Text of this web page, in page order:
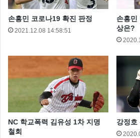
이번 한일전 축구에는 에이스 손
점왕을 노리는 황의조, 그리고 베트
넣은 이승우등이 출전 할 것으로
무엇보다 이번 경기가 손흥민 선
가 결정되는 경기인 만큼 국내는
집중적인 관심을 받고 있습니다.
손흥민 코로나19 확진 판정
2021.12.08 14:58:51
손흥민
상은?
NC 학교폭력 김유성 1차 지명
철회
강정호